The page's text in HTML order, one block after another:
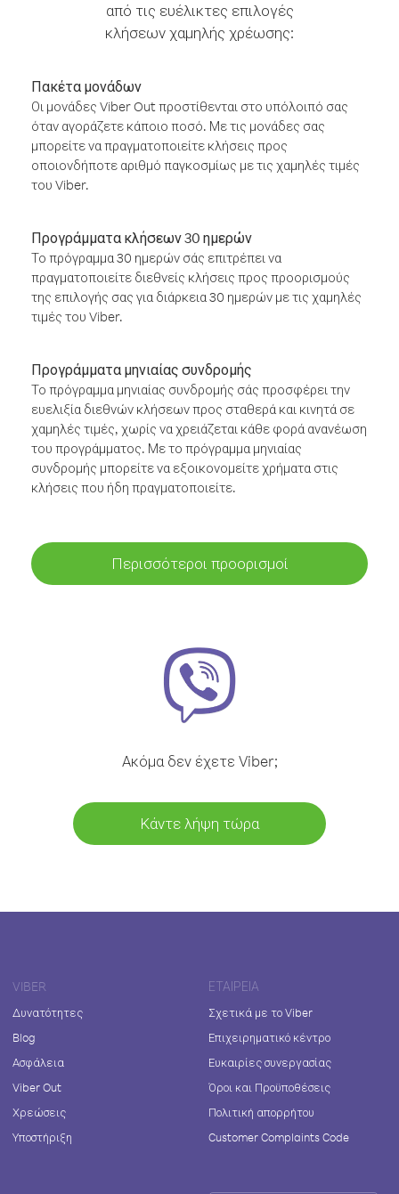
από τις ευέλικτες επιλογές
κλήσεων χαμηλής χρέωσης:
Πακέτα μονάδων
Οι μονάδες Viber Out προστίθενται στο υπόλοιπό σας
όταν αγοράζετε κάποιο ποσό. Με τις μονάδες σας
μπορείτε να πραγματοποιείτε κλήσεις προς
οποιονδήποτε αριθμό παγκοσμίως με τις χαμηλές τιμές
του Viber.
Προγράμματα κλήσεων 30 ημερών
Το πρόγραμμα 30 ημερών σάς επιτρέπει να
πραγματοποιείτε διεθνείς κλήσεις προς προορισμούς
της επιλογής σας για διάρκεια 30 ημερών με τις χαμηλές
τιμές του Viber.
Προγράμματα μηνιαίας συνδρομής
Το πρόγραμμα μηνιαίας συνδρομής σάς προσφέρει την
ευελιξία διεθνών κλήσεων προς σταθερά και κινητά σε
χαμηλές τιμές, χωρίς να χρειάζεται κάθε φορά ανανέωση
του προγράμματος. Με το πρόγραμμα μηνιαίας
συνδρομής μπορείτε να εξοικονομείτε χρήματα στις
κλήσεις που ήδη πραγματοποιείτε.
Περισσότεροι προορισμοί
Ακόμα δεν έχετε Viber;
Κάντε λήψη τώρα
VIBER
Δυνατότητες
Blog
Ασφάλεια
Viber Out
Χρεώσεις
Υποστήριξη
ΕΤΑΙΡΕΊΑ
Σχετικά με το Viber
Επιχειρηματικό κέντρο
Ευκαιρίες συνεργασίας
Όροι και Προϋποθέσεις
Πολιτική απορρήτου
Customer Complaints Code